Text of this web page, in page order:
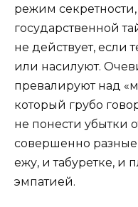
режим
государственной
не действует, если
или насилуют.
превалируют над
который грубо
не понести убытки
совершенно разные
ежу, и табуретке, и
эмпатией.